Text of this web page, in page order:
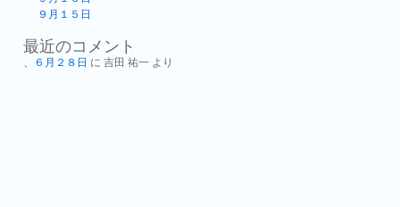
９月１５日
最近のコメント
、６月２８日 に 吉田 祐一 より